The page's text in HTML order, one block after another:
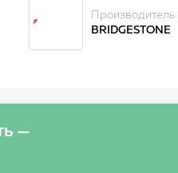
Производитель
BRIDGESTONE
—